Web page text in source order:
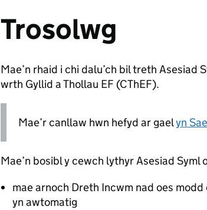
Trosolwg
Mae’n rhaid i chi dalu’ch bil treth Asesiad
wrth Gyllid a Thollau EF (CThEF).
Mae’r canllaw hwn hefyd ar gaelyn
Mae’n bosibl y cewch lythyr Asesiad Syml
mae arnoch Dreth Incwm nad oes
yn awtomatig